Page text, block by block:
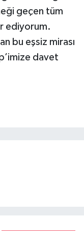
geçen tüm
ediyorum.
bu eşsiz mirası
davet